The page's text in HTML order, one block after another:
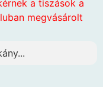
a tiszások a
megvásárolt